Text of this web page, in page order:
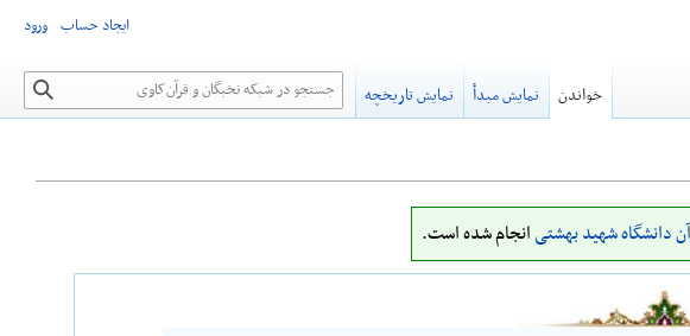
دانشگاه شهید بهشتیانجام شده است.
ایجاد حساب ورود
خواندن نمایش مبدأ نمایش تاریخچه جستجو